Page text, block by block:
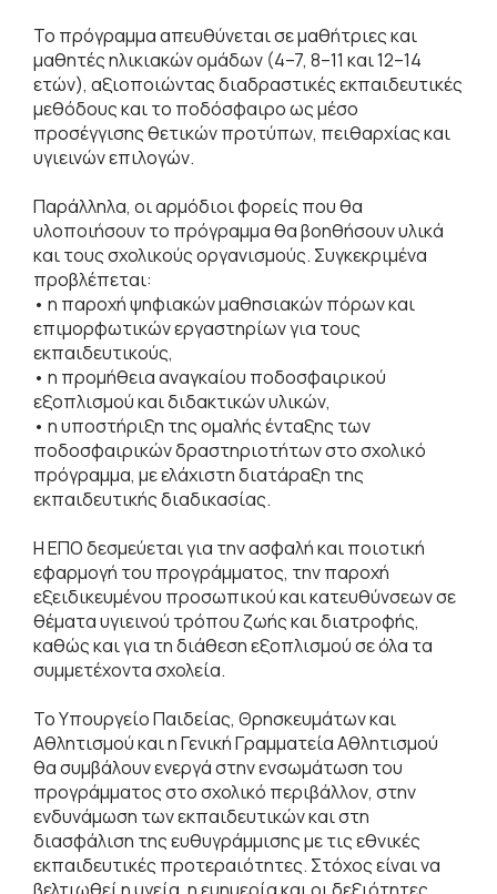
Το πρόγραμμα απευθύνεται σε μαθήτριες και
μαθητές ηλικιακών ομάδων (4–7, 8–11 και 12–14
ετών), αξιοποιώντας διαδραστικές εκπαιδευτικές
μεθόδους και το ποδόσφαιρο ως μέσο
προσέγγισης θετικών προτύπων, πειθαρχίας και
υγιεινών επιλογών.
Παράλληλα, οι αρμόδιοι φορείς που θα
υλοποιήσουν το πρόγραμμα θα βοηθήσουν υλικά
και τους σχολικούς οργανισμούς. Συγκεκριμένα
προβλέπεται:
• η παροχή ψηφιακών μαθησιακών πόρων και
επιμορφωτικών εργαστηρίων για τους
εκπαιδευτικούς,
• η προμήθεια αναγκαίου ποδοσφαιρικού
εξοπλισμού και διδακτικών υλικών,
• η υποστήριξη της ομαλής ένταξης των
ποδοσφαιρικών δραστηριοτήτων στο σχολικό
πρόγραμμα, με ελάχιστη διατάραξη της
εκπαιδευτικής διαδικασίας.
Η ΕΠΟ δεσμεύεται για την ασφαλή και ποιοτική
εφαρμογή του προγράμματος, την παροχή
εξειδικευμένου προσωπικού και κατευθύνσεων σε
θέματα υγιεινού τρόπου ζωής και διατροφής,
καθώς και για τη διάθεση εξοπλισμού σε όλα τα
συμμετέχοντα σχολεία.
Το Υπουργείο Παιδείας, Θρησκευμάτων και
Αθλητισμού και η Γενική Γραμματεία Αθλητισμού
θα συμβάλουν ενεργά στην ενσωμάτωση του
προγράμματος στο σχολικό περιβάλλον, στην
ενδυνάμωση των εκπαιδευτικών και στη
διασφάλιση της ευθυγράμμισης με τις εθνικές
εκπαιδευτικές προτεραιότητες. Στόχος είναι να
βελτιωθεί η υγεία, η ευημερία και οι δεξιότητες